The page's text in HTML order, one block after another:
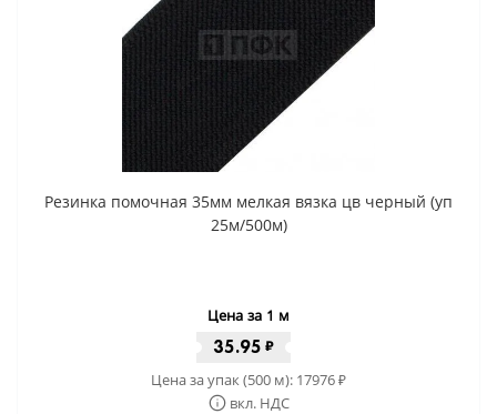
Резинка помочная 35мм мелкая вязка цв черный (уп
25м/500м)
Цена за 1 м
35.95 ₽
Цена за упак (500 м): 17976₽
вкл. НДС